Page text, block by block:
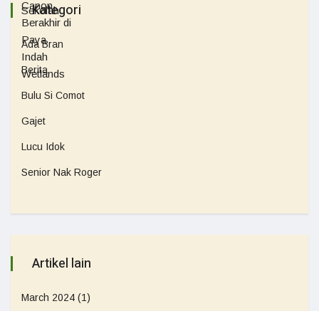
Kategori
Ada Bran
Berita
Bulu Si Comot
Gajet
Lucu Idok
Senior Nak Roger
Artikel lain
March 2024 (1)